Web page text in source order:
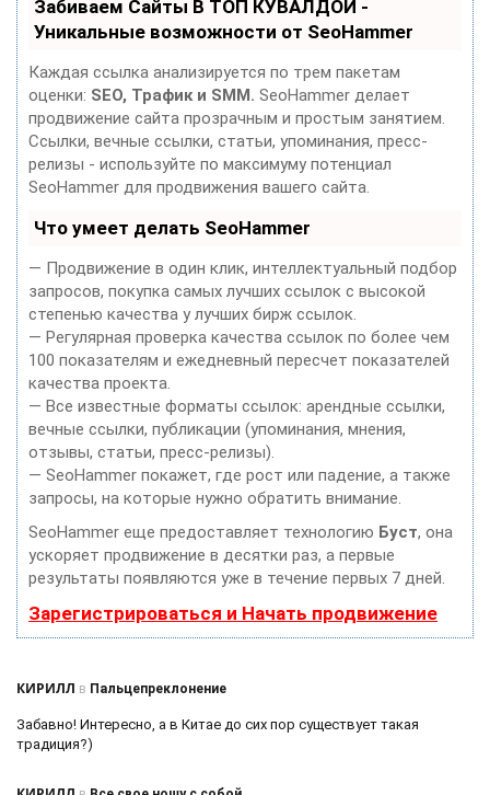
Забиваем Сайты В ТОП КУВАЛДОЙ -
Уникальные возможности от SeoHammer
Каждая ссылка анализируется по трем пакетам
оценки: SEO, Трафик и SMM. SeoHammer делает
продвижение сайта прозрачным и простым занятием.
Ссылки, вечные ссылки, статьи, упоминания, пресс-
релизы - используйте по максимуму потенциал
SeoHammer для продвижения вашего сайта.
Что умеет делать SeoHammer
— Продвижение в один клик, интеллектуальный подбор
запросов, покупка самых лучших ссылок с высокой
степенью качества у лучших бирж ссылок.
— Регулярная проверка качества ссылок по более чем
100 показателям и ежедневный пересчет показателей
качества проекта.
— Все известные форматы ссылок: арендные ссылки,
вечные ссылки, публикации (упоминания, мнения,
отзывы, статьи, пресс-релизы).
— SeoHammer покажет, где рост или падение, а также
запросы, на которые нужно обратить внимание.
SeoHammer еще предоставляет технологию Буст, она
ускоряет продвижение в десятки раз, а первые
результаты появляются уже в течение первых 7 дней.
Зарегистрироваться и Начать продвижение
КИРИЛЛ в Пальцепреклонение
Забавно! Интересно, а в Китае до сих пор существует такая
традиция?)